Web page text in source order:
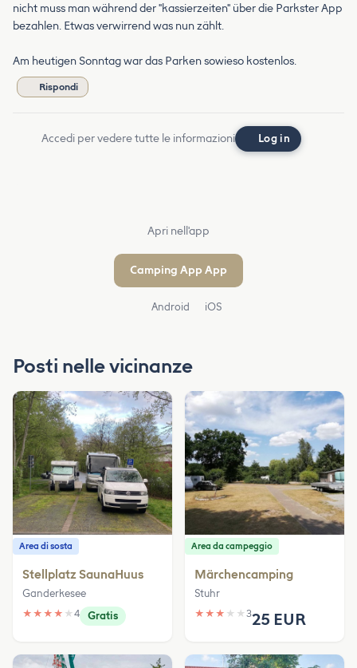
nicht muss man während der "kassierzeiten" über die Parkster App
bezahlen. Etwas verwirrend was nun zählt.
Am heutigen Sonntag war das Parken sowieso kostenlos.
Rispondi
Accedi per vedere tutte le informazioni Log in
Apri nell'app
Camping App App
Android iOS
Posti nelle vicinanze
Area di sosta
Stellplatz SaunaHuus
Ganderkesee
★ ★ ★ ★ ★ 4 Gratis
Area da campeggio
Märchencamping
Stuhr
★ ★ ★ ★ ★ 325 EUR